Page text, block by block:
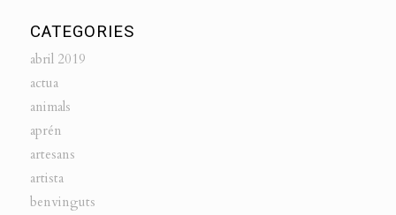
CATEGORIES
abril 2019
actua
animals
aprén
artesans
artista
benvinguts